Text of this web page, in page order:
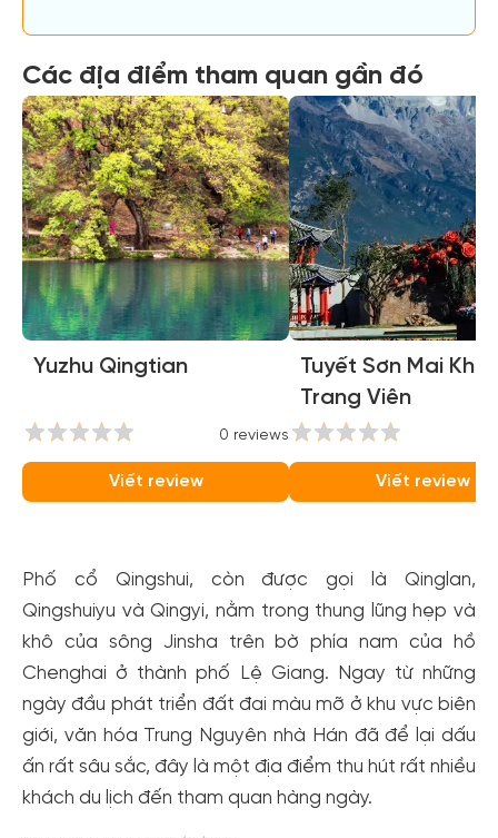
Các địa điểm tham quan gần đó
Yuzhu Qingtian
0 reviews
Viết review
Tuyết Sơn Mai Khôi
Trang Viên
Viết review
Phố cổ Qingshui, còn được gọi là Qinglan,
Qingshuiyu và Qingyi, nằm trong thung lũng hẹp và
khô của sông Jinsha trên bờ phía nam của hồ
Chenghai ở thành phố Lệ Giang. Ngay từ những
ngày đầu phát triển đất đai màu mỡ ở khu vực biên
giới, văn hóa Trung Nguyên nhà Hán đã để lại dấu
ấn rất sâu sắc, đây là một địa điểm thu hút rất nhiều
khách du lịch đến tham quan hàng ngày.